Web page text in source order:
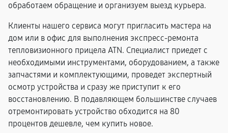
обработаем обращение и организуем выезд курьера.
Клиенты нашего сервиса могут пригласить мастера на
дом или в офис для выполнения экспресс-ремонта
тепловизионного прицела ATN. Специалист приедет с
необходимыми инструментами, оборудованием, а также
запчастями и комплектующими, проведет экспертный
осмотр устройства и сразу же приступит к его
восстановлению. В подавляющем большинстве случаев
отремонтировать устройство обходится на 80
процентов дешевле, чем купить новое.